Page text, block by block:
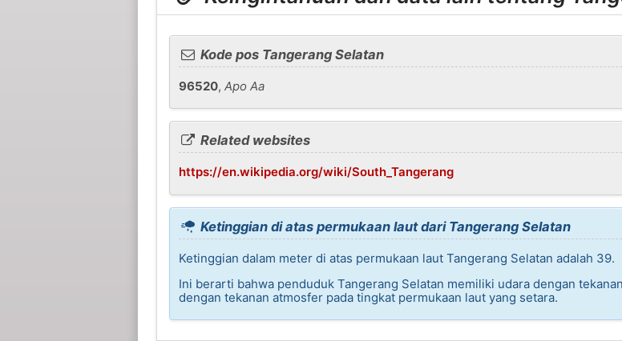
Kode pos Tangerang Selatan
96520, Apo Aa
Related websites
https://en.wikipedia.org/wiki/South_Tangerang
Ketinggian di atas permukaan laut dari Tangerang Selatan
Ketinggian dalam meter di atas permukaan laut Tangerang Selatan adalah 39.
Ini berarti bahwa penduduk Tangerang Selatan memiliki udara dengan
dengan tekanan atmosfer pada tingkat permukaan laut yang setara.